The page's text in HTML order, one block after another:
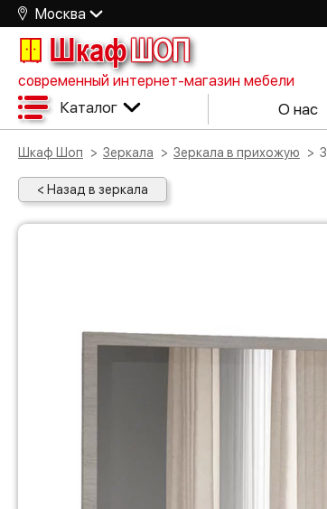
Москва
ШкафШОП
современный интернет-магазин мебели
Каталог О нас
Шкаф Шоп Зеркала Зеркала в прихожую
< Назад в зеркала